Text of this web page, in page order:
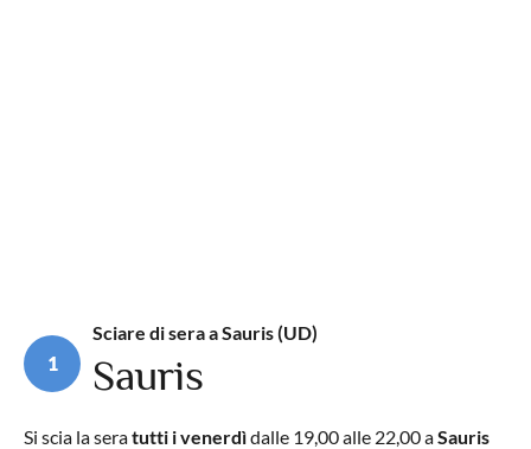
1
Sciare di sera a Sauris (UD)
Sauris
Si scia la seratutti i venerdìdalle 19,00 alle 22,00 aSauris